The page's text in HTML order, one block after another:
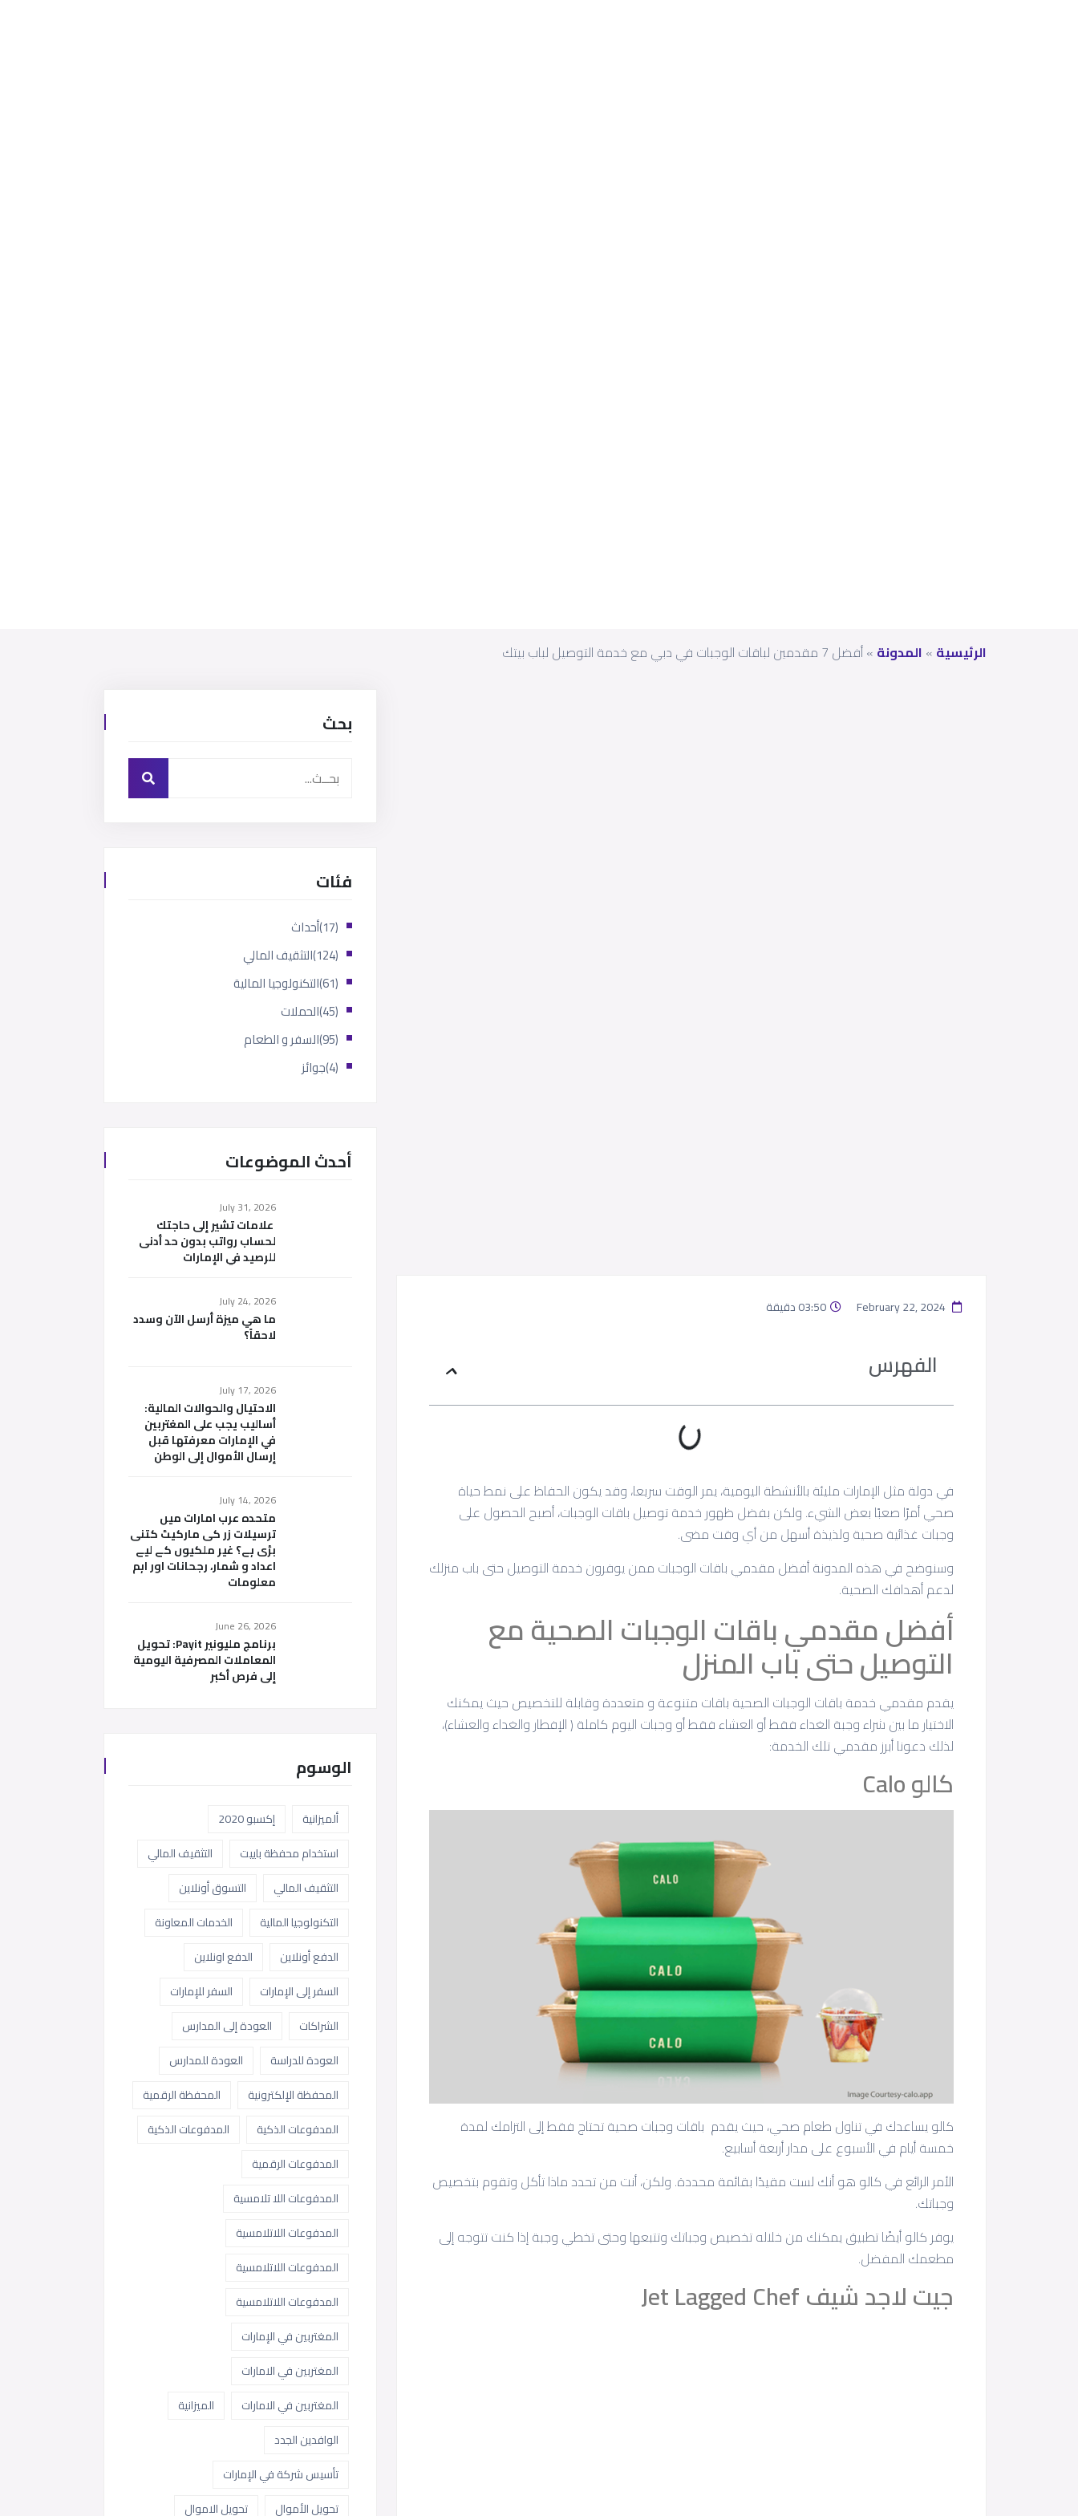
الرئيسية » المدونة »أفضل 7 مقدمين لباقات الوجبات في دبي مع خدمة التوصيل لباب بيتك
03:50 دقيقة
الفهرس
في دولة مثل الإمارات مليئة بالأنشطة اليومية، يمر الوقت سريعا، وقد يكون الحفاظ على نمط حياة
صحي أمرًا صعبًا بعض الشيء. ولكن بفضل ظهور خدمة توصيل باقات الوجبات، أصبح الحصول على
وجبات غذائية صحية ولذيذة أسهل من أي وقت مضى.
وسنوضح في هذه المدونة أفضل مقدمي باقات الوجبات ممن يوفرون خدمة التوصيل حتى باب منزلك
لدعم أهدافك الصحية.
أفضل مقدمي باقات الوجبات الصحية مع
التوصيل حتى باب المنزل
يقدم مقدمي خدمة باقات الوجبات الصحية باقات متنوعة و متعددة وقابلة للتخصيص حيث يمكنك
الاختيار ما بين شراء وجبة الغداء فقط أو العشاء فقط أو وجبات اليوم كاملة ( الإفطار والغداء والعشاء)،
لذلك دعونا أبرز مقدمي تلك الخدمة:
كالو Calo
كالو يساعدك في تناول طعام صحي، حيث يقدم باقات وجبات صحية تحتاج فقط إلى التزامك لمدة
خمسة أيام في الأسبوع على مدار أربعة أسابيع.
الأمر الرائع في كالو هو أنك لست مقيدًا بقائمة محددة. ولكن، أنت من تحدد ماذا تأكل وتقوم بتخصيص
وجباتك.
يوفر كالو أيضًا تطبيق يمكنك من خلاله تخصيص وجباتك وتتبعها وحتى تخطي وجبة إذا كنت تتوجه إلى
مطعمك المفضل.
جيت لاجد شيف Jet Lagged Chef
بحث
فئات
أحداث
(17)
التثقيف المالي
(124)
التكنولوجيا المالية
(61)
الحملات
(45)
السفر و الطعام
(95)
جوائز (4)
أحدث الموضوعات
July 31, 2026
علامات تشير إلى حاجتك
لحساب رواتب بدون حد أدنى
للرصيد في الإمارات
July 24, 2026
ما هي ميزة أرسل الآن وسدد
لاحقاً؟
July 17, 2026
الاحتيال والحوالات المالية:
أساليب يجب على المغتربين
في الإمارات معرفتها قبل
إرسال الأموال إلى الوطن
July 14, 2026
متحدہ عرب امارات میں
ترسیلات زر کی مارکیٹ کتنی
بڑی ہے؟ غیر ملکیوں کے لیے
اعداد و شمار، رجحانات اور اہم
معلومات
June 26, 2026
برنامج مليونير Payit: تحويل
المعاملات المصرفية اليومية
إلى فرص أكبر
الوسوم
ألميزانية
إكسبو 2020
استخدام محفظة باييت
التثقيف المالي
التثقيف المالي
التسوق أونلاين
التكنولوجيا المالية
الخدمات المعاونة
الدفع أونلاين
الدفع اونلاين
السفر إلى الإمارات
السفر للإمارات
الشراكات
العودة إلى المدارس
العودة للدراسة
العودة للمدارس
المحفظة الإلكترونية
المحفظة الرقمية
المدفوعات الذكية
المدفوعات الذكية
المدفوعات الرقمية
المدفوعات اللا تلامسية
المدفوعات اللاتلامسية
المدفوعات اللاتلامسية
المدفوعات اللاتلامسية
المغتربين في الإمارات
المغتربين في الامارات
المغتربين في الامارات
الميزانية
الوافدين الجدد
تأسيس شركة في الإمارات
تحويل الأموال
تحويل الاموال